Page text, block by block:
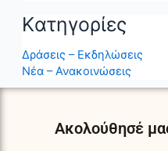
Kατηγορίες
Δράσεις – Εκδηλώσεις
Νέα – Ανακοινώσεις
Ακολούθησέ